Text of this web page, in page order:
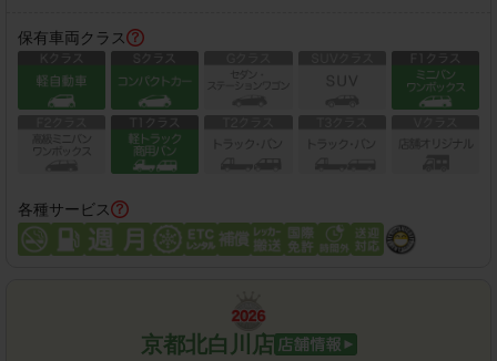
保有車両クラス
各種サービス
京都北白川店